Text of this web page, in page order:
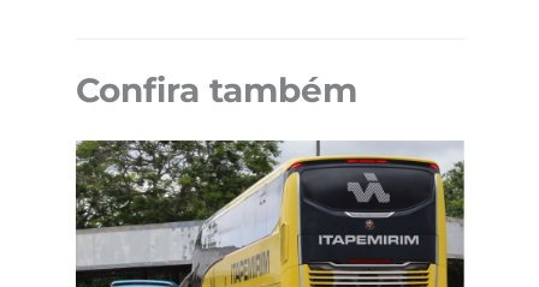
Confira também